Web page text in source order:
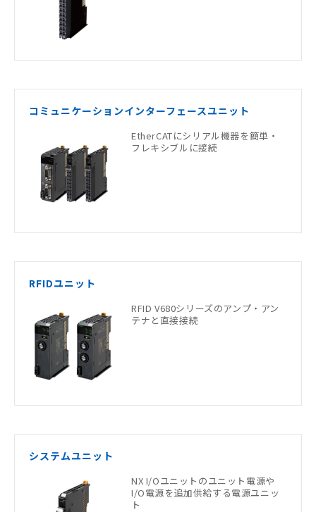
コミュニケーションインターフェースユニット
EtherCATにシリアル機器を簡単・
フレキシブルに接続
RFIDユニット
RFID V680シリーズのアンプ・アン
テナと直接接続
システムユニット
NX I/Oユニットのユニット電源や
I/O電源を追加供給する電源ユニッ
ト